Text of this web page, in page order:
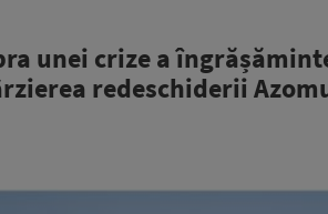
unei crize a
redeschiderii